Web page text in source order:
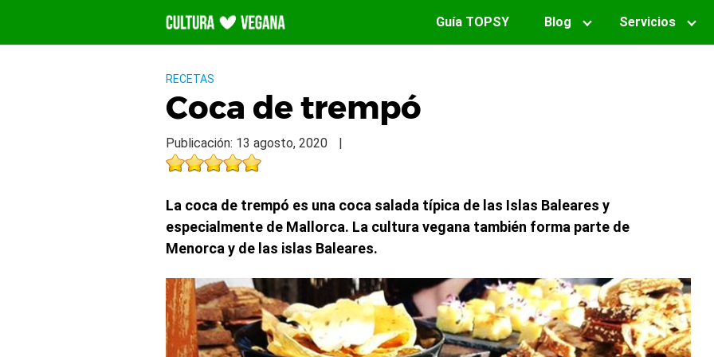
contenido
Guía TOPSY Blog Servicios
RECETAS
Coca de trempó
Publicación: 13 agosto, 2020 |
La coca de trempó es una coca salada típica de las Islas Baleares y
especialmente de Mallorca. La cultura vegana también forma parte de
Menorca y de las islas Baleares.